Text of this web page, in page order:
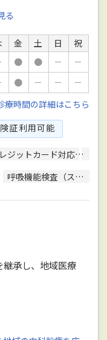
る
金 土 日
祝
● ● －
－
● － －
－
療時間の詳細はこちら
証利用可能
ジットカード対応
呼吸機能検査（スパイロメトリー）
承し、地域医療